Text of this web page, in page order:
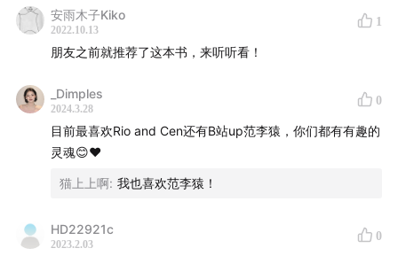
了】
1:16:53【Cen 的柏拉图洞穴隐喻】
1:19:45「尝试和你的身体同频」
1:23:23 「现实的丰满只存在于当下，想象的未来永远是不
真实的」
处于现实还是虚幻？】
安雨木子Kiko
2022.10.13
1
朋友之前就推荐了这本书，来听听看！
_Dimples
2024.3.28
0
目前最喜欢Rio and Cen还有B站up范李猿，你们都有有趣的
灵魂😊❤
猫上上啊: 我也喜欢范李猿！
HD22921c
2023.2.03
0